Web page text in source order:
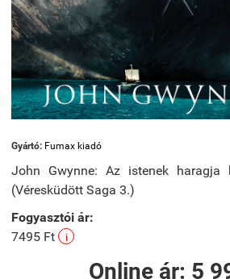
Gyártó: Fumax kiadó
John Gwynne: Az istenek haragja
(Véresküdött Saga 3.)
Fogyasztói ár:
7495 Ft
i
Online ár: 5